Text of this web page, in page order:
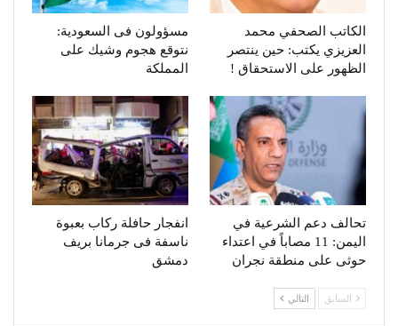
الكاتب الصحفي محمد
العزيزي يكتب: حين ينتصر
الظهور على الاستحقاق !
مسؤولون فى السعودية:
نتوقع هجوم وشيك على
المملكة
تحالف دعم الشرعية في
اليمن: 11 مصاباً في اعتداء
حوثى على منطقة نجران
انفجار حافلة ركاب بعبوة
ناسفة فى جرمانا بريف
دمشق
السابق التالي